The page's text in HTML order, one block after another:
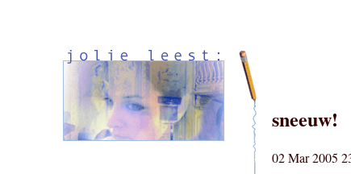
sneeuw!
02 Mar 2005